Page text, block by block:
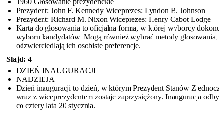
1960 Głosowanie prezydenckie
Prezydent: John F. Kennedy Wiceprezes: Lyndon B. Johnson
Prezydent: Richard M. Nixon Wiceprezes: Henry Cabot Lodge
Karta do głosowania to oficjalna forma, w której wyborcy
wyboru kandydatów. Mogą również wybrać metody
odzwierciedlają ich osobiste preferencje.
Slajd: 4
DZIEŃ INAUGURACJI
NADZIEJA
Dzień inauguracji to dzień, w którym Prezydent Stanów
wraz z wiceprezydentem zostaje zaprzysiężony. Inauguracja
co cztery lata 20 stycznia.